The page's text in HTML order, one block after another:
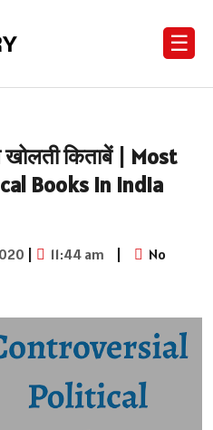
☰
खोलती किताबें | Most
Books in India
| 11:44 am |
No